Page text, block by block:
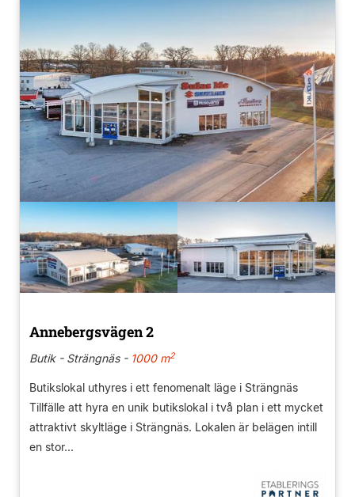
Annebergsvägen 2
Butik - Strängnäs -1000 m2
Butikslokal uthyres i ett fenomenalt läge i Strängnäs
Tillfälle att hyra en unik butikslokal i två plan i ett mycket
attraktivt skyltläge i Strängnäs. Lokalen är belägen intill
en stor...